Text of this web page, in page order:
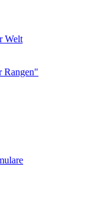
Welt
Rangen"